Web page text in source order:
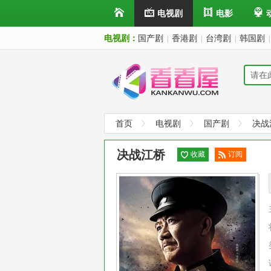
电视剧 电影
电视剧： 国产剧 香港剧 台湾剧 韩国剧
首页 电视剧 国产剧 决
决战江桥 收藏
订阅